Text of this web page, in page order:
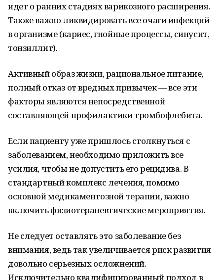
идет о ранних стадиях варикозного расширения.
Также важно ликвидировать все очаги инфекций
в организме (кариес, гнойные процессы, синусит,
тонзиллит).
Активный образ жизни, рациональное питание,
полный отказ от вредных привычек — все эти
факторы являются непосредственной
составляющей профилактики тромбофлебита.
Если пациенту уже пришлось столкнуться с
заболеванием, необходимо приложить все
усилия, чтобы не допустить его рецидива. В
стандартный комплекс лечения, помимо
основной медикаментозной терапии, важно
включить физиотерапевтические мероприятия.
Не следует оставлять это заболевание без
внимания, ведь так увеличивается риск развития
довольно серьезных осложнений.
Исключительно квалифицированный подход в